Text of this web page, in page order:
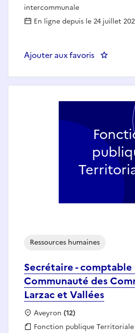
intercommunale
En ligne depuis le 24 juillet
Ajouter aux favoris :
Secrétaire -
Communauté des
Larzac et Vallées
Ressources humaines
Localisation :
Aveyron (12)
Fonction publique :
Fonction publique Territoriale